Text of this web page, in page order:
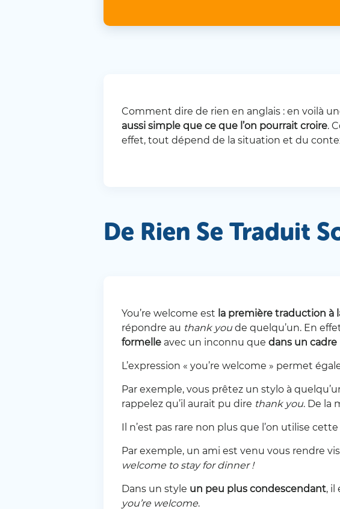
Comment dire de rien en anglais : en voilà
aussi simple que ce que l’on pourrait croire.
effet, tout dépend de la situation et du
De Rien Se Traduit
You’re welcome est la première traduction à
répondre au thank you de quelqu’un. En
formelle avec un inconnu que dans un
L’expression « you’re welcome » permet
Par exemple, vous prêtez un stylo à
rappelez qu’il aurait pu dire thank you. De la
Il n’est pas rare non plus que l’on utilise
Par exemple, un ami est venu vous rendre
welcome to stay for dinner !
Dans un style un peu plus condescendant, il
you’re welcome.